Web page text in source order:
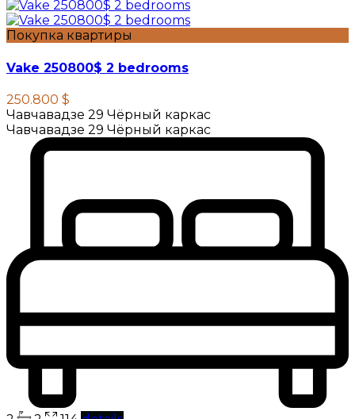
Покупка квартиры
Vake 250800$ 2 bedrooms
250.800 $
Чавчавадзе 29 Чёрный каркас
Чавчавадзе 29 Чёрный каркас